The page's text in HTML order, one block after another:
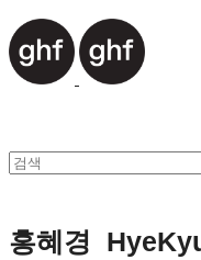
홍혜경